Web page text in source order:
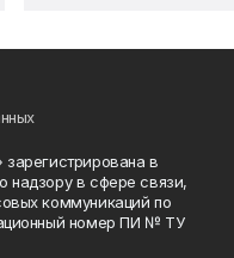
в
надзору в сфере связи,
коммуникаций по
номер ПИ № ТУ